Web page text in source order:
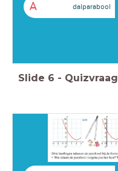
A dalparabool
Slide 6 - Quizvraag